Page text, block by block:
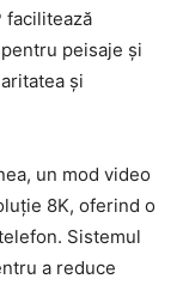
facilitează
peisaje și
și
un mod video
8K, oferind o
Sistemul
a reduce